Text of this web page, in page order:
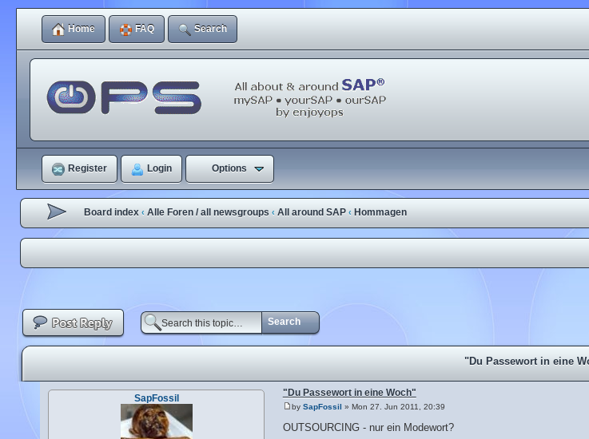
Home FAQ Search
Register Login Options
Board index ‹ Alle Foren / all newsgroups ‹ All around SAP ‹ Hommagen
"Du Passewort in eine
"Du Passewort in eine Woch"
by SapFossil » Mon 27. Jun 2011, 20:39
OUTSOURCING - nur ein Modewort?
SapFossil